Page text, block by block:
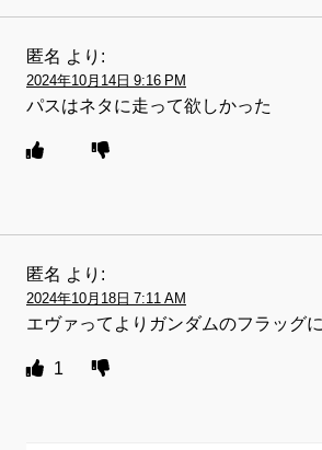
匿名 より:
2024年10月14日 9:16 PM
パスはネタに走って欲しかった
匿名 より:
2024年10月18日 7:11 AM
エヴァってよりガンダムのフラッグ
1